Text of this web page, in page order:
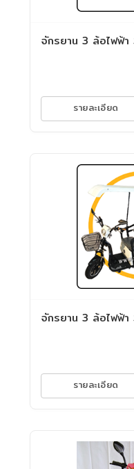
จักรยาน 3 ล้อไฟฟ้า
รายละเอียด
จักรยาน 3 ล้อไฟฟ้
รายละเอียด